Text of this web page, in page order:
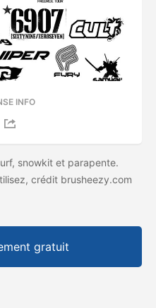
INFO
snowkit et parapente.
crédit brusheezy.com
gratuit